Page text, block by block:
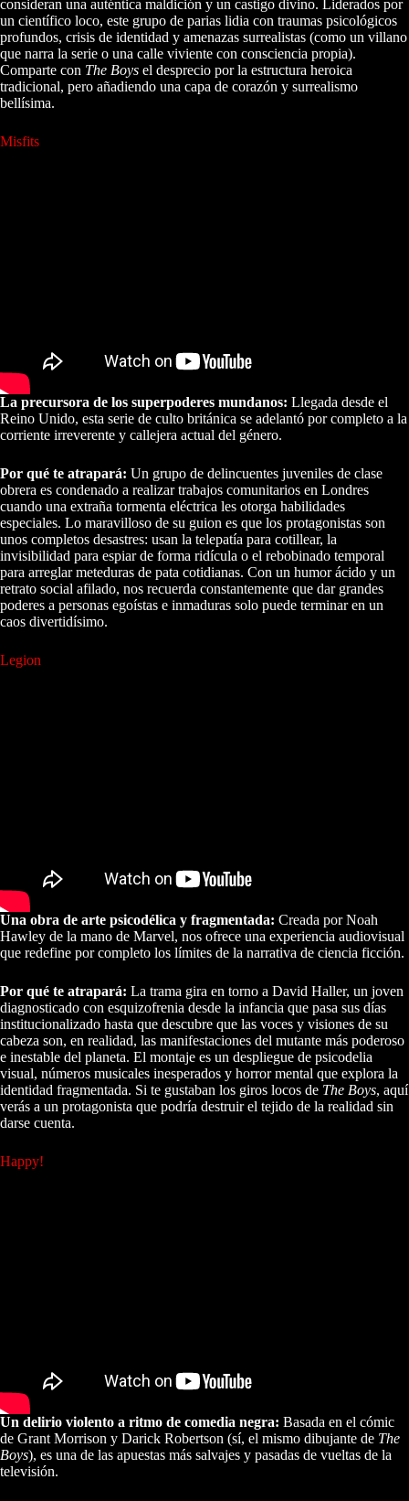
consideran una auténtica maldición y un castigo divino. Liderados por
un científico loco, este grupo de parias lidia con traumas psicológicos
profundos, crisis de identidad y amenazas surrealistas (como un villano
que narra la serie o una calle viviente con consciencia propia).
Comparte con The Boys el desprecio por la estructura heroica
tradicional, pero añadiendo una capa de corazón y surrealismo
bellísima.
Misfits
La precursora de los superpoderes mundanos: Llegada desde el
Reino Unido, esta serie de culto británica se adelantó por completo a la
corriente irreverente y callejera actual del género.
Por qué te atrapará: Un grupo de delincuentes juveniles de clase
obrera es condenado a realizar trabajos comunitarios en Londres
cuando una extraña tormenta eléctrica les otorga habilidades
especiales. Lo maravilloso de su guion es que los protagonistas son
unos completos desastres: usan la telepatía para cotillear, la
invisibilidad para espiar de forma ridícula o el rebobinado temporal
para arreglar meteduras de pata cotidianas. Con un humor ácido y un
retrato social afilado, nos recuerda constantemente que dar grandes
poderes a personas egoístas e inmaduras solo puede terminar en un
caos divertidísimo.
Legion
Una obra de arte psicodélica y fragmentada: Creada por Noah
Hawley de la mano de Marvel, nos ofrece una experiencia audiovisual
que redefine por completo los límites de la narrativa de ciencia ficción.
Por qué te atrapará: La trama gira en torno a David Haller, un joven
diagnosticado con esquizofrenia desde la infancia que pasa sus días
institucionalizado hasta que descubre que las voces y visiones de su
cabeza son, en realidad, las manifestaciones del mutante más poderoso
e inestable del planeta. El montaje es un despliegue de psicodelia
visual, números musicales inesperados y horror mental que explora la
identidad fragmentada. Si te gustaban los giros locos de The Boys, aquí
verás a un protagonista que podría destruir el tejido de la realidad sin
darse cuenta.
Happy!
Un delirio violento a ritmo de comedia negra: Basada en el cómic
de Grant Morrison y Darick Robertson (sí, el mismo dibujante de The
Boys), es una de las apuestas más salvajes y pasadas de vueltas de la
televisión.